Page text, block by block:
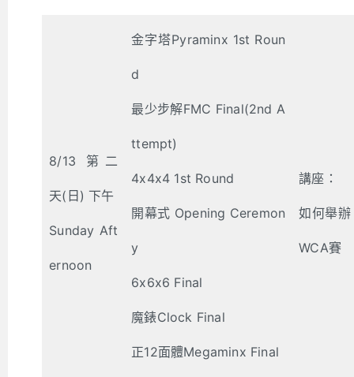
8/13 第二
天(日) 下午
Sunday Aft
ernoon
金字塔Pyraminx 1st Roun
d
最少步解FMC Final(2nd A
ttempt)
4x4x4 1st Round
開幕式 Opening Ceremon
y
6x6x6 Final
魔錶Clock Final
正12面體Megaminx Final
講座：
如何舉辦
WCA賽